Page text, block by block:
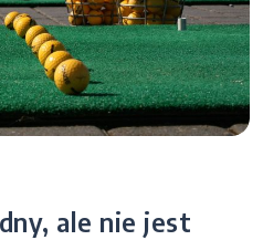
ale nie jest